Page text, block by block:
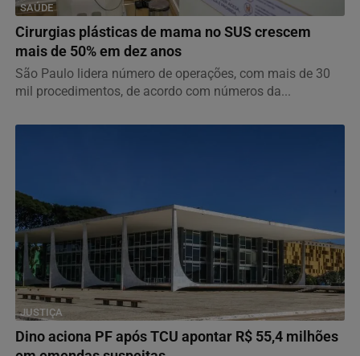
SAÚDE
Cirurgias plásticas de mama no SUS crescem
mais de 50% em dez anos
São Paulo lidera número de operações, com mais de 30
mil procedimentos, de acordo com números da...
JUSTIÇA
Dino aciona PF após TCU apontar R$ 55,4 milhões